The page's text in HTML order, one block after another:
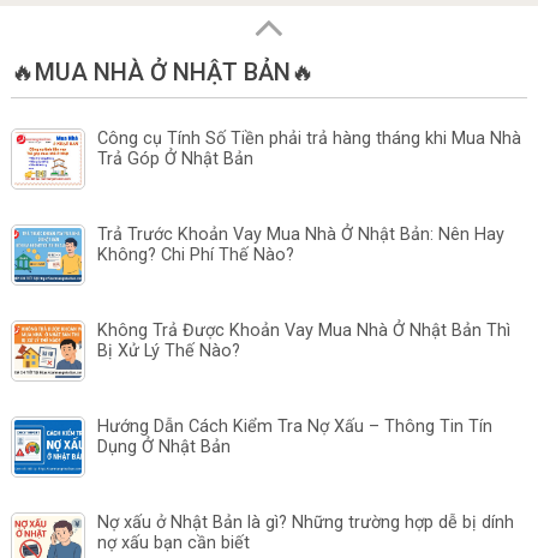
🔥MUA NHÀ Ở NHẬT BẢN🔥
Công cụ Tính Số Tiền phải trả hàng tháng khi Mua Nhà
Trả Góp Ở Nhật Bản
Trả Trước Khoản Vay Mua Nhà Ở Nhật Bản: Nên Hay
Không? Chi Phí Thế Nào?
Không Trả Được Khoản Vay Mua Nhà Ở Nhật Bản Thì
Bị Xử Lý Thế Nào?
Hướng Dẫn Cách Kiểm Tra Nợ Xấu – Thông Tin Tín
Dụng Ở Nhật Bản
Nợ xấu ở Nhật Bản là gì? Những trường hợp dễ bị dính
nợ xấu bạn cần biết